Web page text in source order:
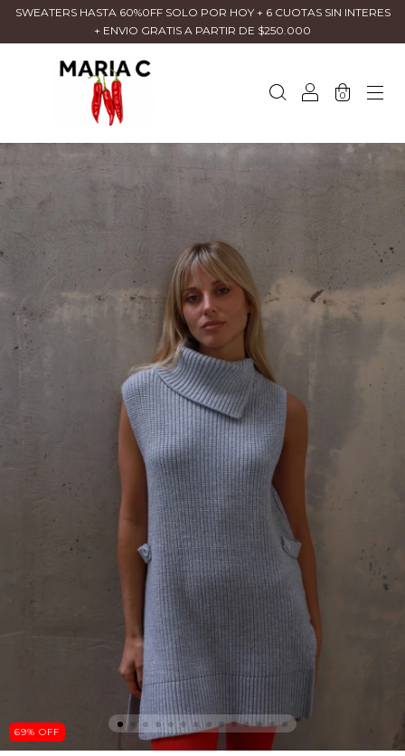
SWEATERS HASTA 60%0FF SOLO POR HOY + 6 CUOTAS SIN INTERES
+ ENVIO GRATIS A PARTIR DE $250.000
0
69% OFF